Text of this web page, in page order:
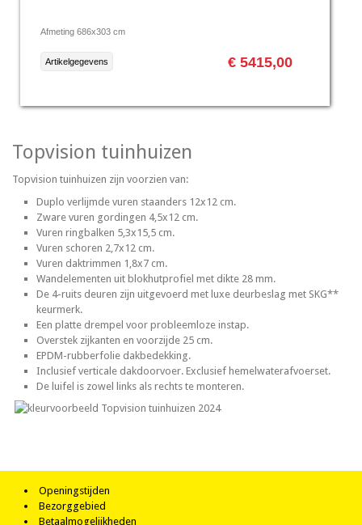
Afmeting 686x303 cm
€ 5415,00
Artikelgegevens
Topvision tuinhuizen
Topvision tuinhuizen zijn voorzien van:
Duplo verlijmde vuren staanders 12x12 cm.
Zware vuren gordingen 4,5x12 cm.
Vuren ringbalken 5,3x15,5 cm.
Vuren schoren 2,7x12 cm.
Vuren daktrimmen 1,8x7 cm.
Wandelementen uit blokhutprofiel met dikte 28 mm.
De 4-ruits deuren zijn uitgevoerd met luxe deurbeslag met SKG**
keurmerk.
Een platte drempel voor probleemloze instap.
Overstek zijkanten en voorzijde 25 cm.
EPDM-rubberfolie dakbedekking.
Inclusief verticale dakdoorvoer. Exclusief hemelwaterafvoerset.
De luifel is zowel links als rechts te monteren.
Openingstijden
Bezorggebied
Betaalmogelijkheden